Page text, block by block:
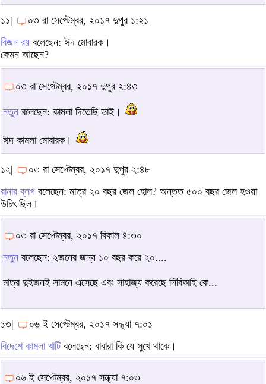
১১|
০৩ রা সেপ্টেম্বর, ২০১৭ দুপুর ১:২১
বিজন রয় বলেছেন: ঈদ মোবারক।
কেমন আছেন?
০৩ রা সেপ্টেম্বর, ২০১৭ দুপুর ২:৪৩
নতুন বলেছেন: কামলা দিতেছি ভাই।
ঈদ কামলা মোবারক।
১২|
০৩ রা সেপ্টেম্বর, ২০১৭ দুপুর ২:৪৮
রানার ব্লগ বলেছেন: মাত্র ২০ বছর জেল হোল? অন্তত ৫০০ বছর জেল হওয়া
উচিৎ ছিল।
০৩ রা সেপ্টেম্বর, ২০১৭ বিকাল ৪:৩০
নতুন বলেছেন: ২জনের জন্য ১০ বছর করে ২০....
মাত্র দুইজনই সামনে এসেছে এবং সাহাজ্য করেছে সিবিআই কে...
১৩|
০৬ ই সেপ্টেম্বর, ২০১৭ সন্ধ্যা ৭:০১
বিদেশে কামলা খাটিবলেছেন: বাবারা কি যে সুখে থাকে।
০৬ ই সেপ্টেম্বর, ২০১৭ সন্ধ্যা ৭:০৩